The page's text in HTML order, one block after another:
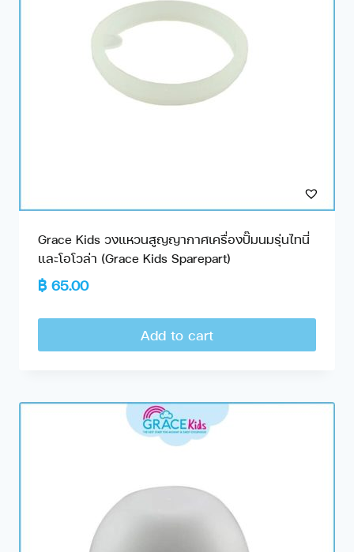
Grace Kids วงแหวนสูญญากาศเครื่องปั๊มนมรุ่นไทนี่
และโอโวล่า (Grace Kids Sparepart)
฿ 65.00
Add to cart